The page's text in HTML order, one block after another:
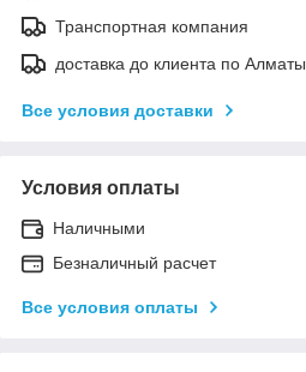
Транспортная компания
доставка до клиента по Алматы
Все условия доставки
Условия оплаты
Наличными
Безналичный расчет
Все условия оплаты